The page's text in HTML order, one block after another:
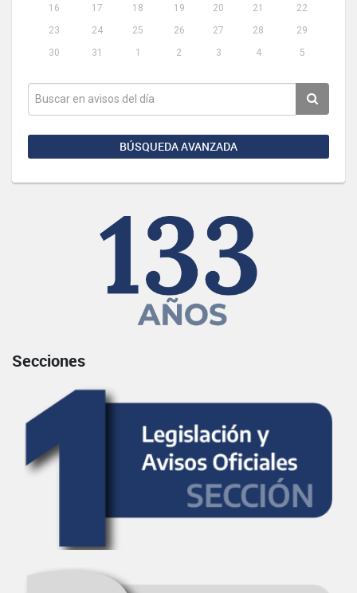
16
17 18 19 20 21
22
23
24 25 26 27 28
29
30
31 1 2 3 4 5
BÚSQUEDA AVANZADA
Secciones